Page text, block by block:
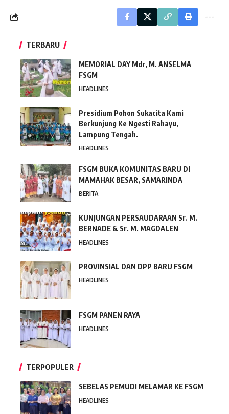
TERBARU
MEMORIAL DAY Mdr, M. ANSELMA
FSGM
HEADLINES
Presidium Pohon Sukacita Kami
Berkunjung Ke Ngesti Rahayu,
Lampung Tengah.
HEADLINES
FSGM BUKA KOMUNITAS BARU DI
MAMAHAK BESAR, SAMARINDA
BERITA
KUNJUNGAN PERSAUDARAAN Sr. M.
BERNADE & Sr. M. MAGDALEN
HEADLINES
PROVINSIAL DAN DPP BARU FSGM
HEADLINES
FSGM PANEN RAYA
HEADLINES
TERPOPULER
SEBELAS PEMUDI MELAMAR KE FSGM
HEADLINES